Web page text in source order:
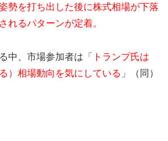
勢を打ち出した後に株式相場が下落
れるパターンが定着。
中、市場参加者は「
トランプ氏は
）相場動向を気にしている 」（同）